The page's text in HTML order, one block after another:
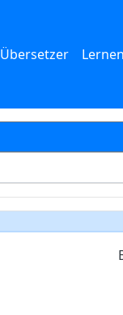
Übersetzer Lernen